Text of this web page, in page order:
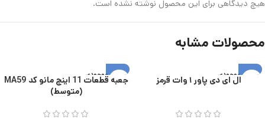
هیچ دیدگاهی برای این محصول نوشته نشده است.
محصولات مشابه
اتمام موجودی
ال ای دی پاور ۱ وات قرمز اتمام موجودی
جعبه قطعات 11 اینچ مانو کد MA59
(متوسط)